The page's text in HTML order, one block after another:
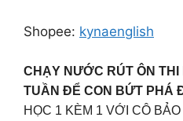
Shopee: kynaenglish
CHẠY NƯỚC RÚT ÔN THI
TUẦN ĐỂ CON BỨT PHÁ
HỌC 1 KÈM 1 VỚI CÔ